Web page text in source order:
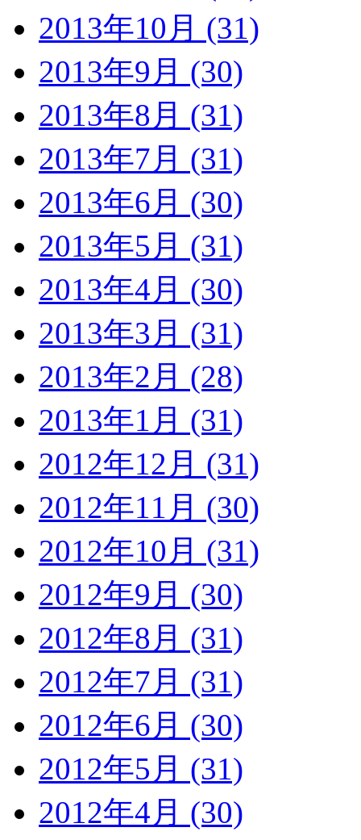
2013年10月 (31)
2013年9月 (30)
2013年8月 (31)
2013年7月 (31)
2013年6月 (30)
2013年5月 (31)
2013年4月 (30)
2013年3月 (31)
2013年2月 (28)
2013年1月 (31)
2012年12月 (31)
2012年11月 (30)
2012年10月 (31)
2012年9月 (30)
2012年8月 (31)
2012年7月 (31)
2012年6月 (30)
2012年5月 (31)
2012年4月 (30)